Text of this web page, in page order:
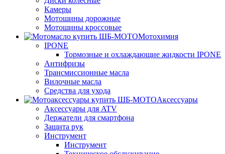
Камеры
Мотошины дорожные
Мотошины кроссовые
Мотохимия
IPONE
Тормозные и охлаждающие жидкости IPONE
Антифризы
Трансмиссионные масла
Вилочные масла
Средства для ухода
Аксессуары
Аксессуары для ATV
Держатели для смартфона
Защита рук
Инструмент
Инструмент